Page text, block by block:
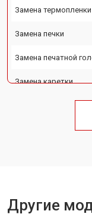
Замена термопленки
Замена печки
Замена печатной
Замена каретки
Замена блока
Другие